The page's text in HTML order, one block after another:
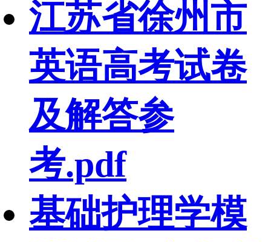
江苏省徐州市
英语高考试卷
及解答参
考.pdf
基础护理学模